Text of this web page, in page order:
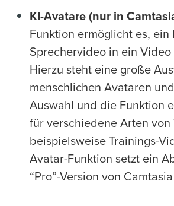
KI-Avatare (nur in
Funktion ermöglicht es, ein
Sprechervideo in ein Video
Hierzu steht eine große
menschlichen Avataren
Auswahl und die Funktion
für verschiedene Arten von
beispielsweise Trainings-
Avatar-Funktion setzt ein
“Pro”-Version von